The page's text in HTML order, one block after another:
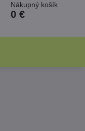
Nákupný košík
0 €